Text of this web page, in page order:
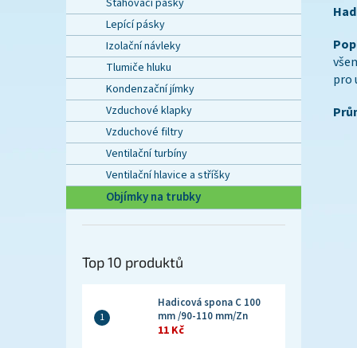
Stahovací pásky
Lepící pásky
Izolační návleky
Tlumiče hluku
Kondenzační jímky
Vzduchové klapky
Vzduchové filtry
Ventilační turbíny
Ventilační hlavice a stříšky
Objímky na trubky
Top 10 produktů
Hadicová spona C 100
mm /90-110 mm/Zn
11 Kč
pro